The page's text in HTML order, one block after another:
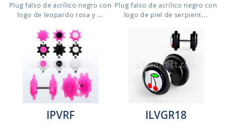
Plug falso de acrílico negro con
logo de leopardo rosa y ...
Plug falso de acrílico negro con
logo de piel de serpient...
IPVRF
ILVGR18